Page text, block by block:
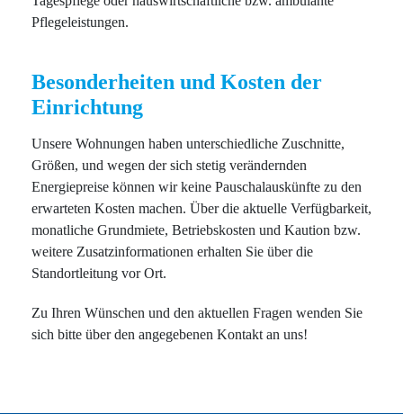
Pflegeleistungen.
Besonderheiten und Kosten der
Einrichtung
Unsere Wohnungen haben unterschiedliche Zuschnitte,
Größen, und wegen der sich stetig verändernden
Energiepreise können wir keine Pauschalauskünfte zu den
erwarteten Kosten machen. Über die aktuelle Verfügbarkeit,
monatliche Grundmiete, Betriebskosten und Kaution bzw.
weitere Zusatzinformationen erhalten Sie über die
Standortleitung vor Ort.
Zu Ihren Wünschen und den aktuellen Fragen wenden Sie
sich bitte über den angegebenen Kontakt an uns!